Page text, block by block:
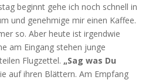
beginnt gehe ich noch schnell in
und genehmige mir einen Kaffee.
so. Aber heute ist irgendwie
am Eingang stehen junge
Flugzettel. „Sag was Du
auf ihren Blättern. Am Empfang